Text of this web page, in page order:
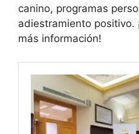
canino, programas
adiestramiento positivo.
más información!